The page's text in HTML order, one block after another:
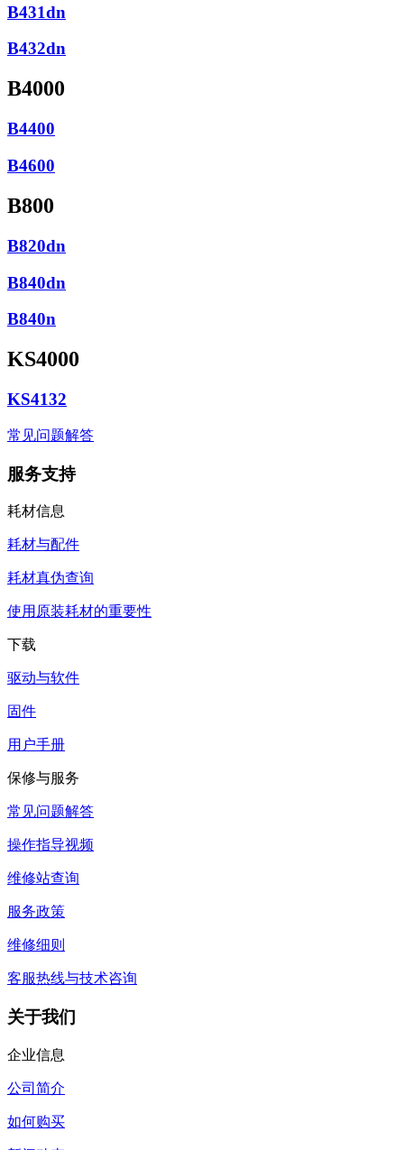
B431dn
B432dn
B4000
B4400
B4600
B800
B820dn
B840dn
B840n
KS4000
KS4132
常见问题解答
服务支持
耗材信息
耗材与配件
耗材真伪查询
使用原装耗材的重要性
下载
驱动与软件
固件
用户手册
保修与服务
常见问题解答
操作指导视频
维修站查询
服务政策
维修细则
客服热线与技术咨询
关于我们
企业信息
公司简介
如何购买